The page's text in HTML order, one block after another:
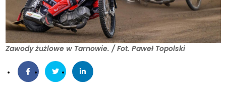
Zawody żużlowe w Tarnowie. / Fot. Paweł Topolski